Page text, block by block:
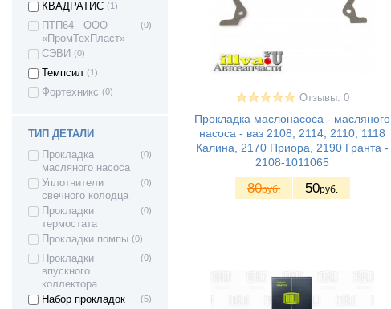
КВАДРАТИС (1)
ПТП64 - ООО
«ПромТехПласт»
(0)
СЭВИ (0)
Темпсил (1)
Фортехникс (0)
ТИП ДЕТАЛИ
Прокладка
масляного насоса
(0)
Уплотнители
свечного колодца
(0)
Прокладки
термостата
(0)
Прокладки помпы (0)
Прокладки
впускного
коллектора
(0)
Набор прокладок
(5)
ВАЗ 2102 -
Жигули
ВАЗ 2103 -
Жигули
ВАЗ 2104 -
Жигули
ВАЗ 2105 -
Жигули
ВАЗ 2107 -
Жигули
(8)
ВАЗ 2121 - Нива
4х4 3дв.
(4)
ВАЗ 21213 Нива
ВАЗ 21214 (4x4)
ВАЗ-21214 (Lada
4x4)
(2)
Lada 4x4 URBAN
LADA Niva Travel
Отзывы: 0
Прокладка маслонасоса - масляного
насоса - ваз 2108, 2114, 2110, 1118
Калина, 2170 Приора, 2190 Гранта -
2108-1011065
80руб. 50руб.